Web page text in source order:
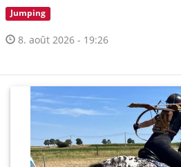
Jumping
8. août 2026 - 19:26